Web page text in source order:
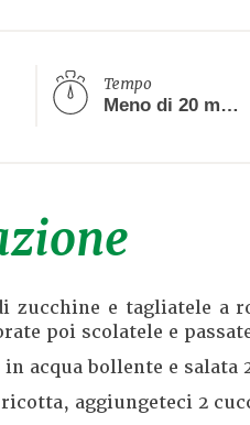
Tempo
Meno di 20 minuti
zucchine e tagliatele a
poi scolatele e
acqua bollente e salata
ricotta, aggiungeteci 2